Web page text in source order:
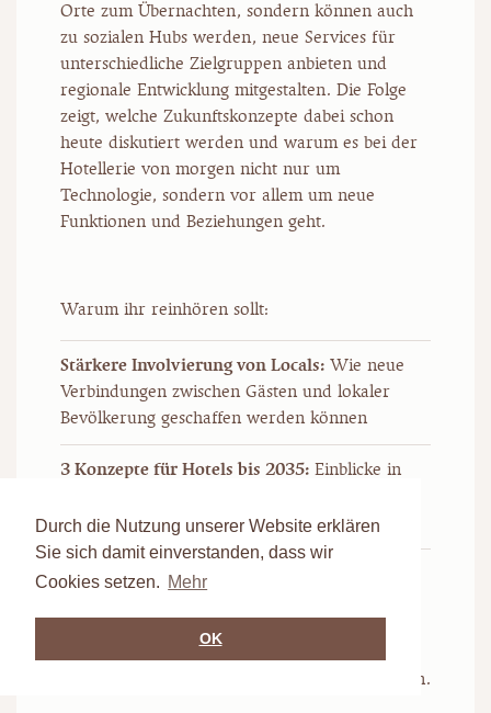
Durch die Nutzung unserer Website erklären
Sie sich damit einverstanden, dass wir
Cookies setzen. Mehr
OK
Orte zum Übernachten, sondern können auch
zu sozialen Hubs werden, neue Services für
unterschiedliche Zielgruppen anbieten und
regionale Entwicklung mitgestalten. Die Folge
zeigt, welche Zukunftskonzepte dabei schon
heute diskutiert werden und warum es bei der
Hotellerie von morgen nicht nur um
Technologie, sondern vor allem um neue
Funktionen und Beziehungen geht.
Warum ihr reinhören sollt:
Stärkere Involvierung von Locals: Wie neue
Verbindungen zwischen Gästen und lokaler
Bevölkerung geschaffen werden können
3 Konzepte für Hotels bis 2035: Einblicke in
und den Synergy Hub
Zukunft ist kein Nice-to-have:
Gästeerwartungen und neuen Anforderungen
am Arbeitsmarkt aktiv weiterentwickeln müssen.